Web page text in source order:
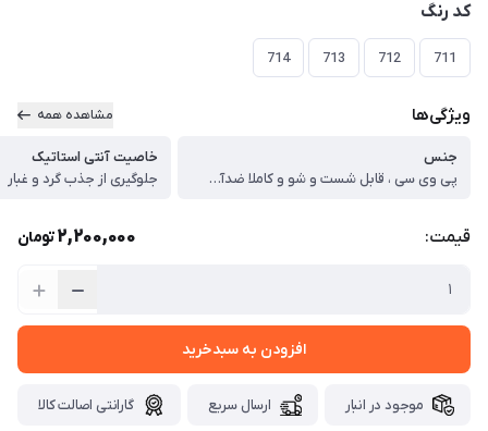
کد رنگ
711
712
713
714
ویژگی‌ها مشاهده همه
جنس
پی وی سی ، قابل شست و شو و کاملا ضدآب و قابل تمیزکاری آسان
خاصیت آنتی استاتیک
جلوگیری از جذب گرد و غبار
قیمت: 2,200,000تومان
افزودن به سبدخرید
موجود در انبار ارسال سریع گارانتی اصالت کالا